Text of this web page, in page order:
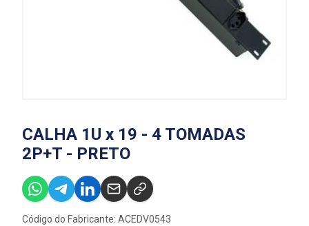
CALHA 1U x 19 - 4 TOMADAS
2P+T - PRETO
Código do Fabricante: ACEDV0543